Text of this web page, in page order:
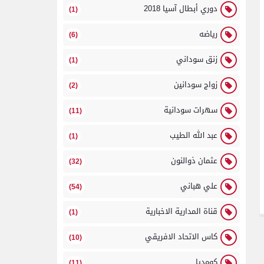
دوري أبطال آسيا 2018 (1)
رياضه (6)
زنق سوداني (1)
زواج سودانين (2)
سهرات سودانية (11)
عبد الله الطيب (1)
عثمان ذوالنون (32)
علي هباني (54)
قناة المدارية الاخبارية (1)
كاس الاتحاد الافريقي (10)